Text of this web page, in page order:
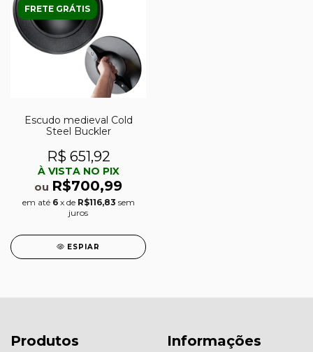
FRETE GRÁTIS
Escudo medieval Cold
Steel Buckler
R$ 651,92
À VISTA NO PIX
ou R$700,99
em até 6 x de R$116,83 sem
juros
ESPIAR
Produtos Informações